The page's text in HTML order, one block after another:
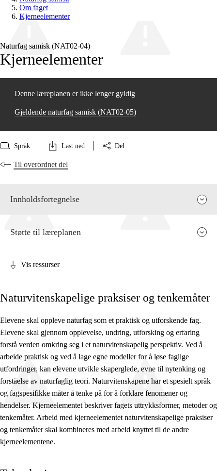
Om faget
Kjerneelementer
Naturfag samisk (NAT02‑04)
Kjerneelementer
Denne læreplanen er ikke lenger gyldig
Gjeldende naturfag samisk (NAT02‑05)
Språk Last ned Del
Til overordnet del
Innholdsfortegnelse
Kjerneelementer
Tverrfaglige temaer
Grunnleggende ferdigheter
Støtte til læreplanen
Vis ressurser
Naturvitenskapelige praksiser og tenkemåter
Elevene skal oppleve naturfag som et praktisk og utforskende fag.
Elevene skal gjennom opplevelse, undring, utforsking og erfaring
forstå verden omkring seg i et naturvitenskapelig perspektiv. Ved å
arbeide praktisk og ved å lage egne modeller for å løse faglige
utfordringer, kan elevene utvikle skaperglede, evne til nytenking og
forståelse av naturfaglig teori. Naturvitenskapene har et spesielt språk
og fagspesifikke måter å tenke på for å forklare fenomener og
hendelser. Kjerneelementet beskriver fagets uttrykksformer, metoder og
tenkemåter. Arbeid med kjerneelementet naturvitenskapelige praksiser
og tenkemåter skal kombineres med arbeid knyttet til de andre
kjerneelementene.